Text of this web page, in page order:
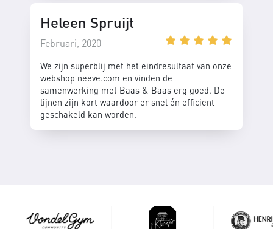
Heleen Spruijt
Februari, 2020
We zijn superblij met het eindresultaat van onze
webshop neeve.com en vinden de
samenwerking met Baas & Baas erg goed. De
lijnen zijn kort waardoor er snel én efficient
geschakeld kan worden.